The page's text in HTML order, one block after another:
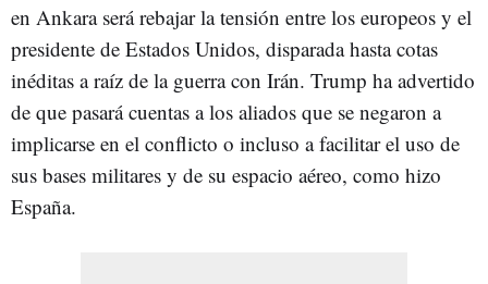
en Ankara será rebajar la tensión entre los europeos y el
presidente de Estados Unidos, disparada hasta cotas
inéditas a raíz de la guerra con Irán. Trump ha advertido
de que pasará cuentas a los aliados que se negaron a
implicarse en el conflicto o incluso a facilitar el uso de
sus bases militares y de su espacio aéreo, como hizo
España.